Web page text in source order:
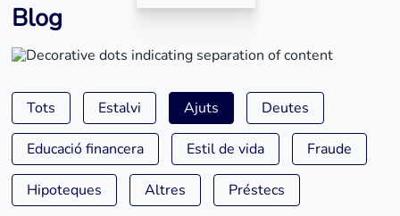
Blog
Tots Estalvi Ajuts Deutes
Educació financera Estil de vida Fraude
Hipoteques Altres Préstecs